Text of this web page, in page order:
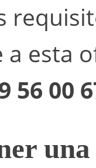
a esta
56 00